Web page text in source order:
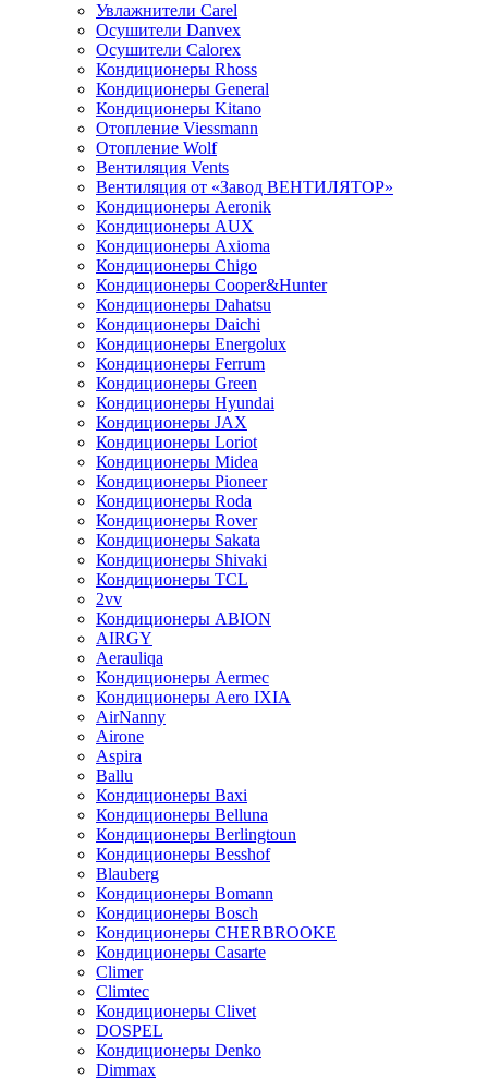
Увлажнители Carel
Осушители Danvex
Осушители Calorex
Кондиционеры Rhoss
Кондиционеры General
Кондиционеры Kitano
Отопление Viessmann
Отопление Wolf
Вентиляция Vents
Вентиляция от «Завод ВЕНТИЛЯТОР»
Кондиционеры Aeronik
Кондиционеры AUX
Кондиционеры Axioma
Кондиционеры Chigo
Кондиционеры Cooper&Hunter
Кондиционеры Dahatsu
Кондиционеры Daichi
Кондиционеры Energolux
Кондиционеры Ferrum
Кондиционеры Green
Кондиционеры Hyundai
Кондиционеры JAX
Кондиционеры Loriot
Кондиционеры Midea
Кондиционеры Pioneer
Кондиционеры Roda
Кондиционеры Rover
Кондиционеры Sakata
Кондиционеры Shivaki
Кондиционеры TCL
2vv
Кондиционеры ABION
AIRGY
Aerauliqa
Кондиционеры Aermec
Кондиционеры Aero IXIA
AirNanny
Airone
Aspira
Ballu
Кондиционеры Baxi
Кондиционеры Belluna
Кондиционеры Berlingtoun
Кондиционеры Besshof
Blauberg
Кондиционеры Bomann
Кондиционеры Bosch
Кондиционеры CHERBROOKE
Кондиционеры Casarte
Climer
Climtec
Кондиционеры Clivet
DOSPEL
Кондиционеры Denko
Dimmax